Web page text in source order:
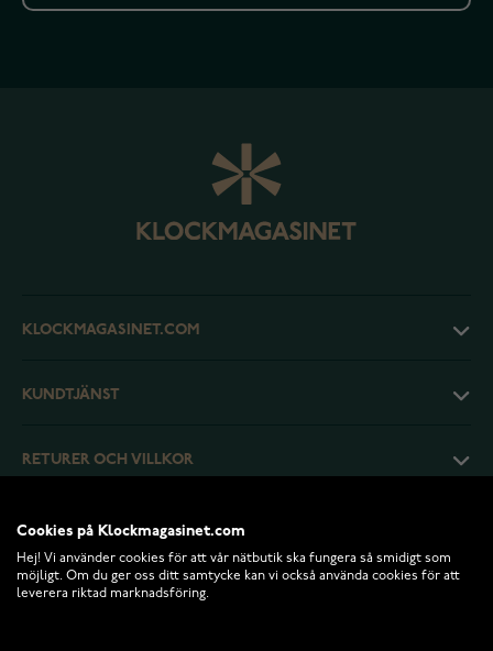
KLOCKMAGASINET.COM
KUNDTJÄNST
RETURER OCH VILLKOR
INFO
Cookies på Klockmagasinet.com
Hej! Vi använder cookies för att vår nätbutik ska fungera så smidigt som
möjligt. Om du ger oss ditt samtycke kan vi också använda cookies för att
leverera riktad marknadsföring.